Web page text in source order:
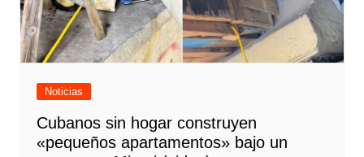
Noticias
Cubanos sin hogar construyen
«pequeños apartamentos» bajo un